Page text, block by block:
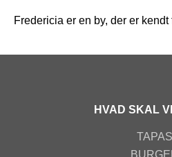
Fredericia er en by, der er kendt
HVAD SKAL
TAPAS